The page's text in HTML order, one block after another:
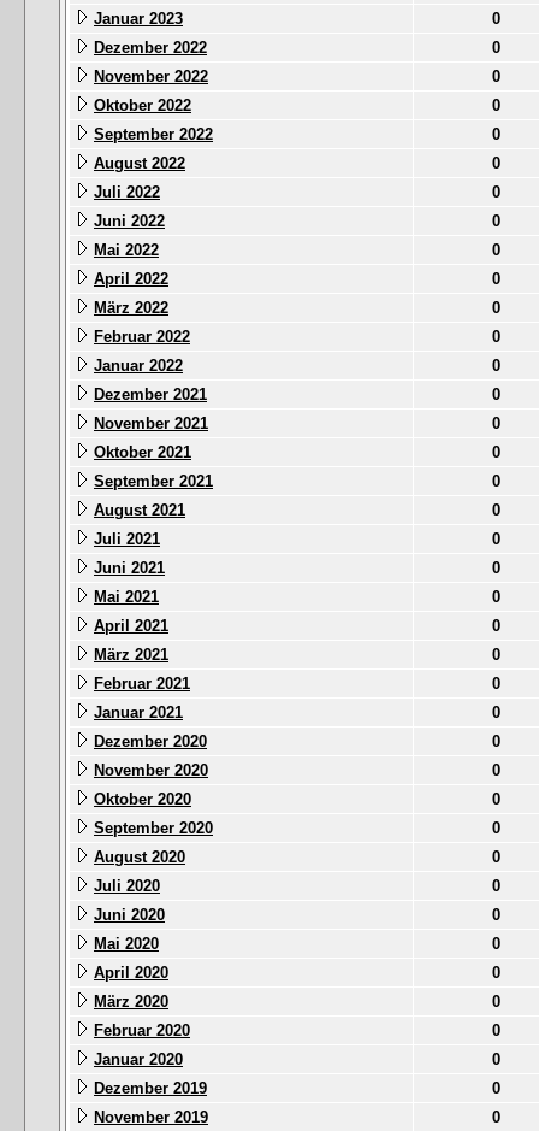
Januar 2023
0
Dezember 2022
0
November 2022
0
Oktober 2022
0
September 2022
0
August 2022
0
Juli 2022
0
Juni 2022
0
Mai 2022
0
April 2022
0
März 2022
0
Februar 2022
0
Januar 2022
0
Dezember 2021
0
November 2021
0
Oktober 2021
0
September 2021
0
August 2021
0
Juli 2021
0
Juni 2021
0
Mai 2021
0
April 2021
0
März 2021
0
Februar 2021
0
Januar 2021
0
Dezember 2020
0
November 2020
0
Oktober 2020
0
September 2020
0
August 2020
0
Juli 2020
0
Juni 2020
0
Mai 2020
0
April 2020
0
März 2020
0
Februar 2020
0
Januar 2020
0
Dezember 2019
0
November 2019
0